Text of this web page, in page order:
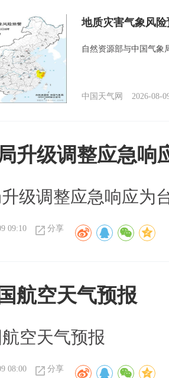
地质灾害气象风
自然资源部与中国气象
中国天气网 2026-08-
升级调整应急响
级调整应急响应为
09:10 分享
航空天气预报
空天气预报​
08:00 分享